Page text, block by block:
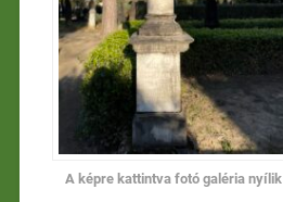
A képre kattintva fotó galéria nyílik